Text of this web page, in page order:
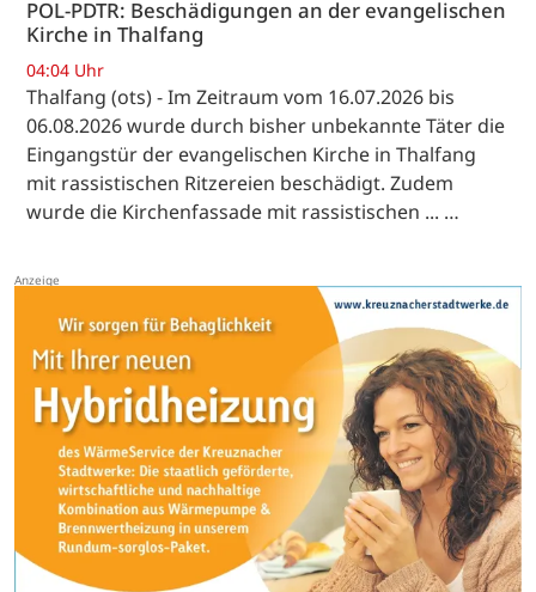
POL-PDTR: Beschädigungen an der evangelischen
Kirche in Thalfang
04:04 Uhr
Thalfang (ots) - Im Zeitraum vom 16.07.2026 bis
06.08.2026 wurde durch bisher unbekannte Täter die
Eingangstür der evangelischen Kirche in Thalfang
mit rassistischen Ritzereien beschädigt. Zudem
wurde die Kirchenfassade mit rassistischen ... …